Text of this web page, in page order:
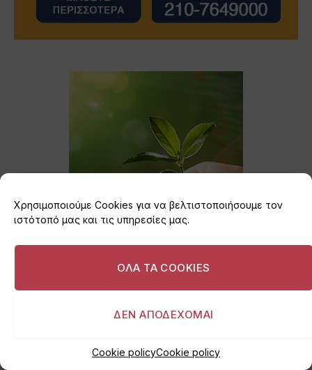
Χρησιμοποιούμε Cookies για να βελτιστοποιήσουμε τον
ιστότοπό μας και τις υπηρεσίες μας.
ΟΛΑ ΤΑ COOKIES
ΔΕΝ ΑΠΟΔΕΧΟΜΑΙ
Cookie policyCookie policy